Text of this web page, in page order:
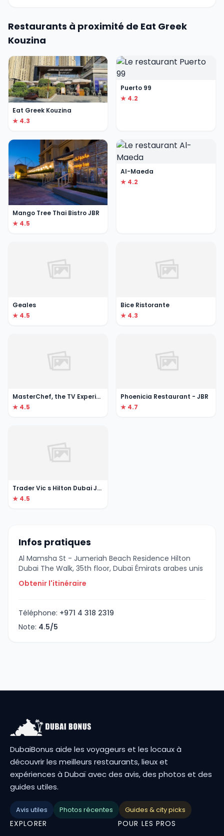
Restaurants à proximité de Eat Greek
Kouzina
Eat Greek Kouzina
★ 4.3
Puerto 99
★ 4.2
Mango Tree Thai Bistro JBR
★ 4.5
Al-Maeda
★ 4.2
Geales
★ 4.5
Bice Ristorante
★ 4.3
MasterChef, the TV Experience
★ 4.5
Phoenicia Restaurant - JBR
★ 4.7
Trader Vic s Hilton Dubai Jumeirah
★ 4.5
Infos pratiques
Al Mamsha St - Jumeriah Beach Residence Hilton
Dubai The Walk, 35th floor, Dubaï Émirats arabes unis
Obtenir l'itinéraire
Téléphone: +971 4 318 2319
Note: 4.5/5
DubaiBonus aide les voyageurs et les locaux à
découvrir les meilleurs restaurants, lieux et
expériences à Dubaï avec des avis, des photos et des
guides utiles.
Avis utiles Photos récentes Guides & city picks
EXPLORER POUR LES PROS